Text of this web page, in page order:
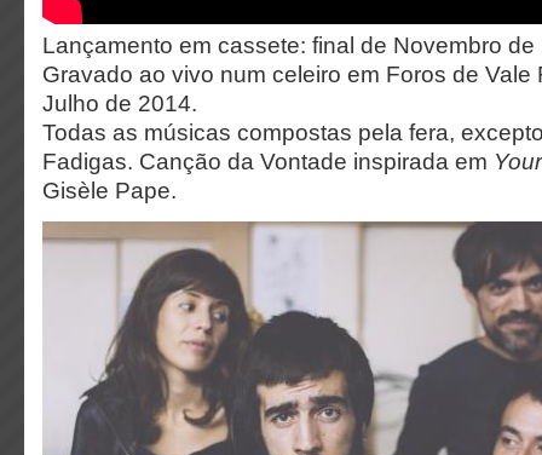
Lançamento em cassete: final de Novembro
Gravado ao vivo num celeiro em Foros de Vale
Julho de 2014.
Todas as músicas compostas pela fera,
Fadigas. Canção da Vontade inspirada em
Gisèle Pape.